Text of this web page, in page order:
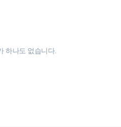
하나도 없습니다.